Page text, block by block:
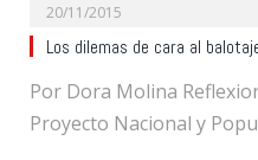
20/11/2015
Los dilemas de cara al
Por Dora Molina
Proyecto Nacional y